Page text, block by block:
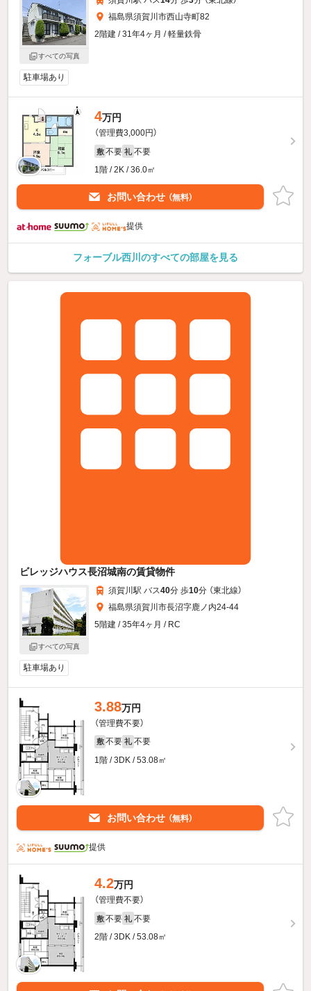
すべての写真
福島県須賀川市西山寺町82
2階建 / 31年4ヶ月 / 軽量鉄骨
駐車場あり
4万円
（管理費3,000円）
敷 不要 礼 不要
1階 / 2K / 36.0㎡
お問い合わせ （無料）
提供
フォーブル西川のすべての部屋を見る
ビレッジハウス長沼城南の賃貸物件
すべての写真
須賀川駅 バス40分 歩10分 （東北線）
福島県須賀川市長沼字鹿ノ内24-44
5階建 / 35年4ヶ月 / RC
駐車場あり
3.88万円
（管理費不要）
敷 不要 礼 不要
1階 / 3DK / 53.08㎡
お問い合わせ （無料）
提供
4.2万円
（管理費不要）
敷 不要 礼 不要
2階 / 3DK / 53.08㎡